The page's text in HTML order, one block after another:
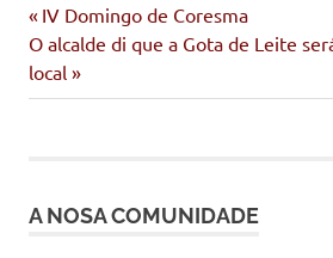
Navegación
de
Entrada
anterior:
IV Domingo de Coresma
Siguiente
entrada:
O alcalde di que a Gota de Leite
local
A NOSA COMUNIDADE